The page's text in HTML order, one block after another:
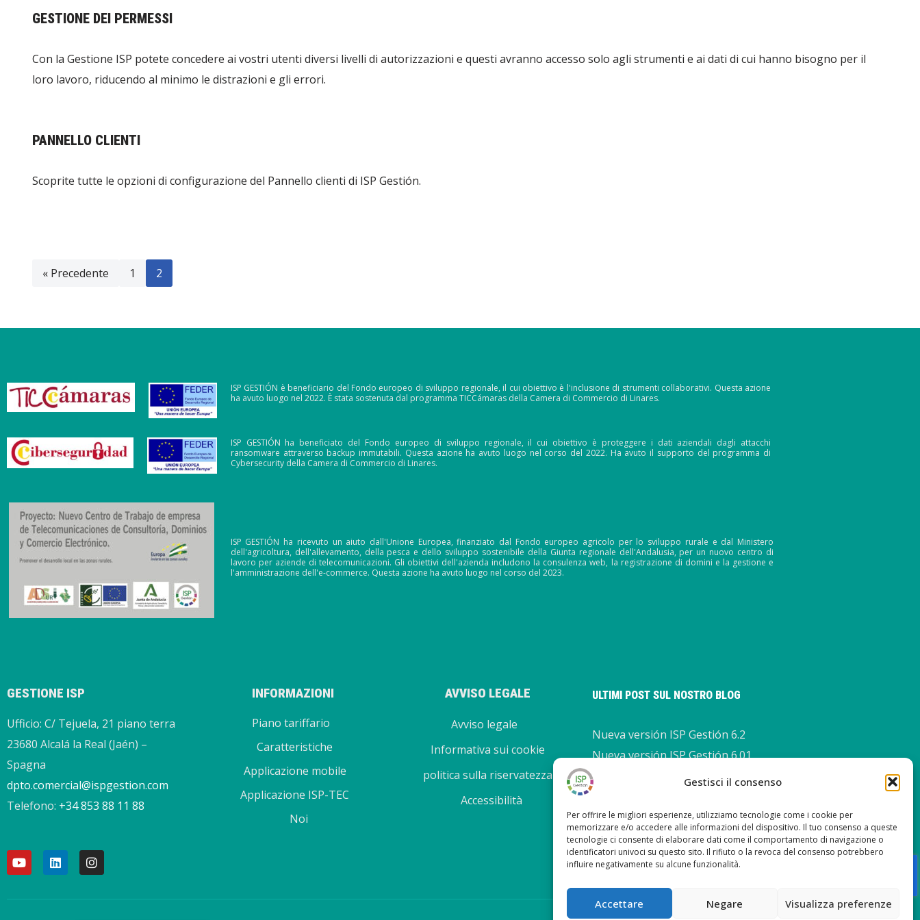
Gestisci il consenso
Per offrire le migliori esperienze, utilizziamo tecnologie come i cookie per
memorizzare e/o accedere alle informazioni del dispositivo. Il tuo consenso a queste
tecnologie ci consente di elaborare dati come il comportamento di navigazione o
identificatori univoci su questo sito. Il rifiuto o la revoca del consenso potrebbero
influire negativamente su alcune funzionalità.
Accettare Negare Visualizza preferenze
GESTIONE DEI PERMESSI
Con la Gestione ISP potete concedere ai vostri utenti diversi livelli di autorizzazioni e questi avranno accesso solo agli strumenti e ai dati di cui hanno bisogno per il
loro lavoro, riducendo al minimo le distrazioni e gli errori.
PANNELLO CLIENTI
Scoprite tutte le opzioni di configurazione del Pannello clienti di ISP Gestión.
« Precedente 1 2
ISP GESTIÓN è beneficiario del Fondo europeo di sviluppo regionale, il cui obiettivo è l'inclusione di strumenti collaborativi. Questa azione
ha avuto luogo nel 2022. È stata sostenuta dal programma TICCámaras della Camera di Commercio di Linares.
ISP GESTIÓN ha beneficiato del Fondo europeo di sviluppo regionale, il cui obiettivo è proteggere i dati aziendali dagli attacchi
ransomware attraverso backup immutabili. Questa azione ha avuto luogo nel corso del 2022. Ha avuto il supporto del programma di
Cybersecurity della Camera di Commercio di Linares.
ISP GESTIÓN ha ricevuto un aiuto dall'Unione Europea, finanziato dal Fondo europeo agricolo per lo sviluppo rurale e dal Ministero
dell'agricoltura, dell'allevamento, della pesca e dello sviluppo sostenibile della Giunta regionale dell'Andalusia, per un nuovo centro di
lavoro per aziende di telecomunicazioni. Gli obiettivi dell'azienda includono la consulenza web, la registrazione di domini e la gestione e
l'amministrazione dell'e-commerce. Questa azione ha avuto luogo nel corso del 2023.
GESTIONE ISP
Ufficio: C/ Tejuela, 21 piano terra
23680 Alcalá la Real (Jaén) –
Spagna
dpto.comercial@ispgestion.com
Telefono: +34 853 88 11 88
INFORMAZIONI
Piano tariffario
Caratteristiche
Applicazione mobile
Applicazione ISP-TEC
Noi
AVVISO LEGALE
Avviso legale
Informativa sui cookie
politica sulla riservatezza
Accessibilità
ULTIMI POST SUL NOSTRO BLOG
Nueva versión ISP Gestión 6.2
Nueva versión ISP Gestión 6.01
Nueva versión ISP Gestión 6.0
5.13